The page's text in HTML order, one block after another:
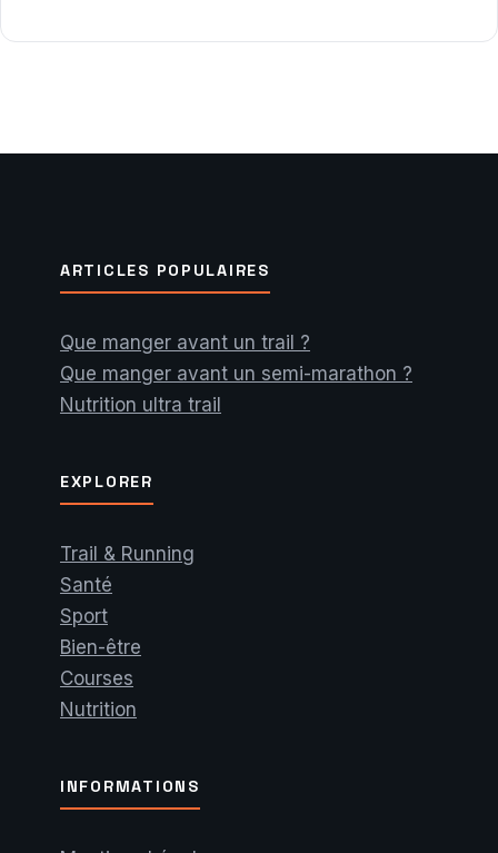
ARTICLES POPULAIRES
Que manger avant un trail ?
Que manger avant un semi-marathon ?
Nutrition ultra trail
EXPLORER
Trail & Running
Santé
Sport
Bien-être
Courses
Nutrition
INFORMATIONS